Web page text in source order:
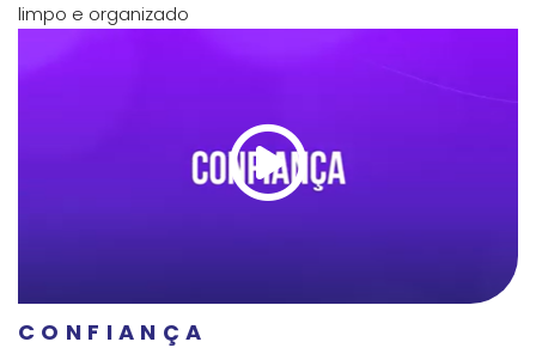
limpo e organizado
CONFIANÇA